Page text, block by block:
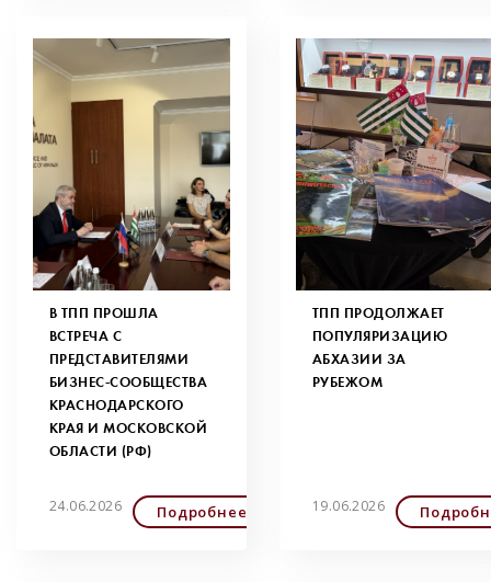
В ТПП ПРОШЛА
ВСТРЕЧА С
ПРЕДСТАВИТЕЛЯМИ
БИЗНЕС-СООБЩЕСТВА
КРАСНОДАРСКОГО
КРАЯ И МОСКОВСКОЙ
ОБЛАСТИ (РФ)
24.06.2026 Подробнее
ТПП ПРОДОЛЖАЕТ
ПОПУЛЯРИЗАЦИЮ
АБХАЗИИ ЗА
РУБЕЖОМ
19.06.2026